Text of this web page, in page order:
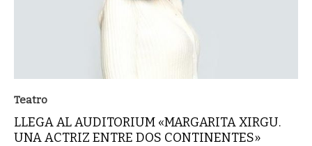
Teatro
LLEGA AL AUDITORIUM «MARGARITA XIRGU.
UNA ACTRIZ ENTRE DOS CONTINENTES»